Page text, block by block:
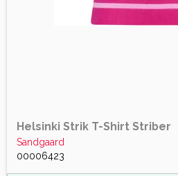
Helsinki Strik T-Shirt Striber
Sandgaard
00006423